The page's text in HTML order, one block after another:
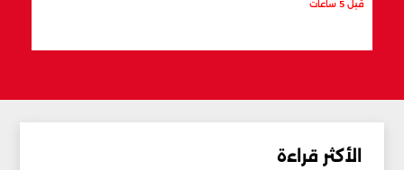
قبل 5 ساعات
الأكثر قراءة